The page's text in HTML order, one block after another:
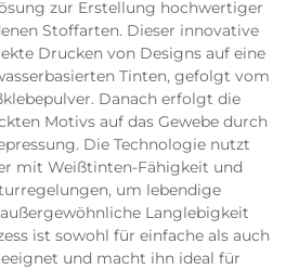
zur Erstellung hochwertiger
Stoffarten. Dieser innovative
Drucken von Designs auf eine
Tinten, gefolgt vom
Danach erfolgt die
Motivs auf das Gewebe durch
Die Technologie nutzt
mit Weißtinten-Fähigkeit und
um lebendige
Langlebigkeit
ist sowohl für einfache als auch
und macht ihn ideal für